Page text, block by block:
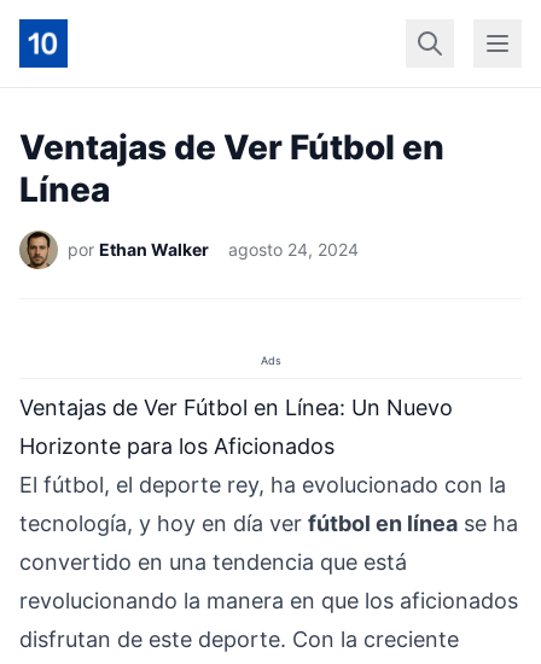
InícioGeral
Ventajas de Ver Fútbol en
Línea
por Ethan Walker agosto 24, 2024
Ads
Ventajas de Ver Fútbol en Línea: Un Nuevo
Horizonte para los Aficionados
El fútbol, el deporte rey, ha evolucionado con la
tecnología, y hoy en día ver fútbol en línea se ha
convertido en una tendencia que está
revolucionando la manera en que los aficionados
disfrutan de este deporte. Con la creciente